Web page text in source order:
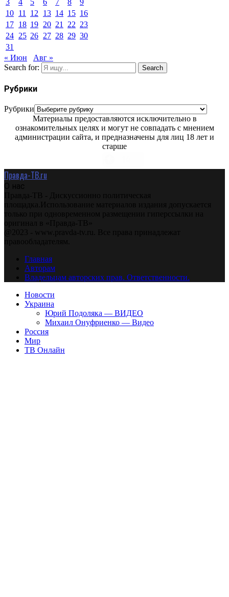
10 11 12 13 14 15 16
17 18 19 20 21 22 23
24 25 26 27 28 29 30
31
« Июн
Авг »
Search for:
Search
Рубрики
Рубрики
Материалы предоставляются исключительно в
ознакомительных целях и могут не совпадать с мнением
администрации сайта, и предназначены для лиц 18 лет и
старше
Правда-ТВ.ru
О нас
Правда-ТВ - Дискуссионно политическая
площадка.Использование материалов издания допускается
только при одновременном размещении гиперссылки на
оригинал в «Правда-ТВ»
@2023 - www.pravda-tv.ru. Все права принадлежат
правообладателям.
Главная
Авторам
Владельцам авторских прав. Ответственности.
Новости
Украина
Юрий Подоляка — ВИДЕО
Михаил Онуфриенко — Видео
Россия
Мир
ТВ Онлайн